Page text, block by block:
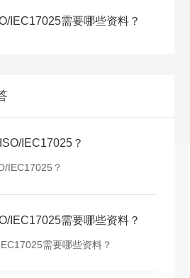
IEC17025需要哪些资料？
IEC17025？
IEC17025？
IEC17025需要哪些资料？
需要哪些资料？